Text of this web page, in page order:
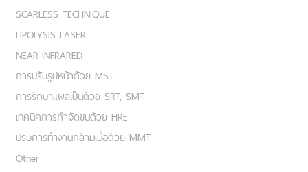
SCARLESS TECHNIQUE
LIPOLYSIS LASER
NEAR-INFRARED
การปรับรูปหน้าด้วย MST
การรักษาแผลเป็นด้วย SRT, SMT
เทคนิคการกำจัดขนด้วย HRE
ปรับการทำงานกล้ามเนื้อด้วย MMT
Other